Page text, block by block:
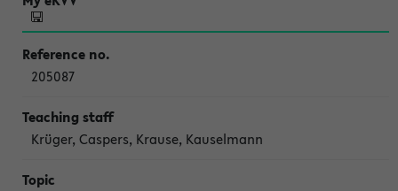
205087
Krüger, Caspers, Krause, Kauselmann